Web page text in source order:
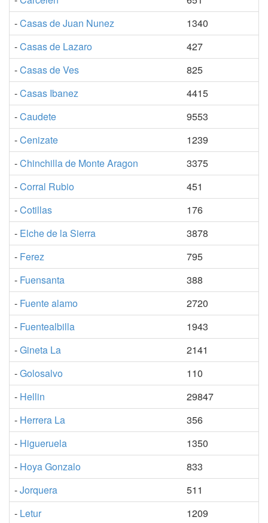
-Casas de Juan Nunez
1340
-Casas de Lazaro
427
-Casas de Ves
825
-Casas Ibanez
4415
-Caudete
9553
-Cenizate
1239
-Chinchilla de Monte Aragon
3375
-Corral Rubio
451
-Cotillas
176
- Elche de la Sierra
3878
- Ferez
795
- Fuensanta
388
- Fuente alamo
2720
- Fuentealbilla
1943
-Gineta La
2141
-Golosalvo
110
- Hellin
29847
- Herrera La
356
- Higueruela
1350
- Hoya Gonzalo
833
-Jorquera
511
- Letur 1209